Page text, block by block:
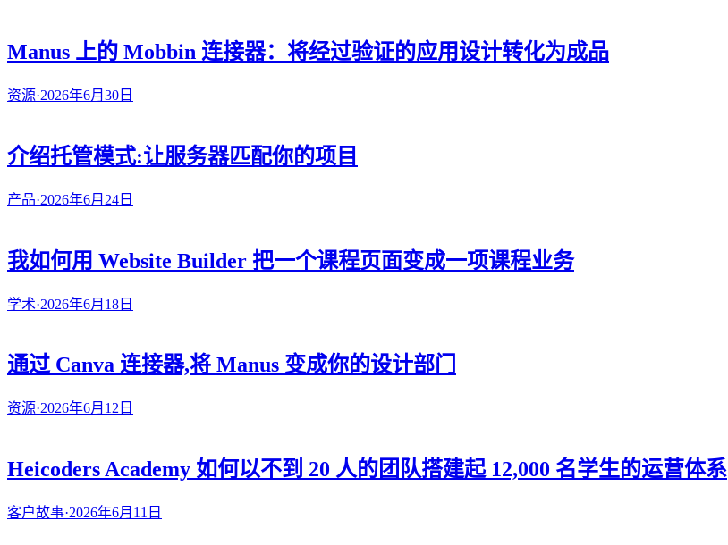
Manus 上的 Mobbin 连接器：将经过验证的应用设计转化为成品
资源·2026年6月30日
介绍托管模式:让服务器匹配你的项目
产品·2026年6月24日
我如何用 Website Builder 把一个课程页面变成一项课程业务
学术·2026年6月18日
通过 Canva 连接器,将 Manus 变成你的设计部门
资源·2026年6月12日
Heicoders Academy 如何以不到 20 人的团队搭建起 12,000 名学生的运营体系
客户故事·2026年6月11日